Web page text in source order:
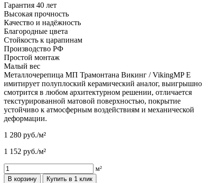
Гарантия 40 лет
Высокая прочность
Качество и надёжность
Благородные цвета
Cтойкость к царапинам
Производство РФ
Простой монтаж
Малый вес
Металлочерепица МП Трамонтана Викинг / VikingMP E
имитирует полуплоский керамический аналог, выигрышно
смотрится в любом архитектурном решении, отличается
текстурированной матовой поверхностью, покрытие
устойчиво к атмосферным воздействиям и механической
деформации.
1 280 руб./м²
1 152 руб./м²
м²
В корзину
Купить в 1 клик